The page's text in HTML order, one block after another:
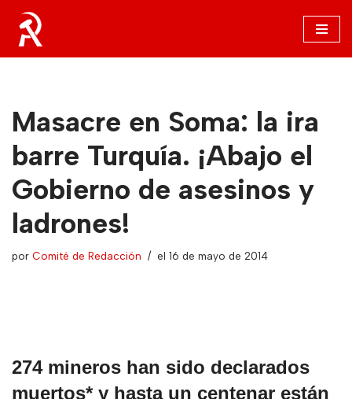
Saltar
al
Masacre en Soma: la ira
barre Turquía. ¡Abajo el
Gobierno de asesinos y
ladrones!
por Comité de Redacción el 16 de mayo de 2014
274 mineros han sido declarados
muertos* y hasta un centenar están